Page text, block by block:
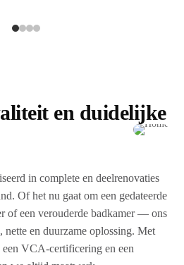
en duidelijke
in complete en deelrenovaties
Of het nu gaat om een gedateerde
of een verouderde badkamer — ons
nette en duurzame oplossing. Met
VCA-certificering en een